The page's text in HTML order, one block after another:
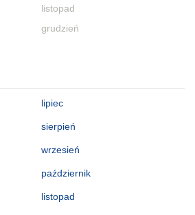
listopad
grudzień
lipiec
sierpień
wrzesień
październik
listopad